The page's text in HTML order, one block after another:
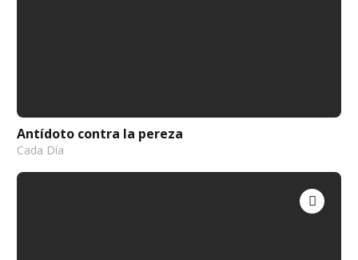
Antídoto contra la pereza
Cada Día